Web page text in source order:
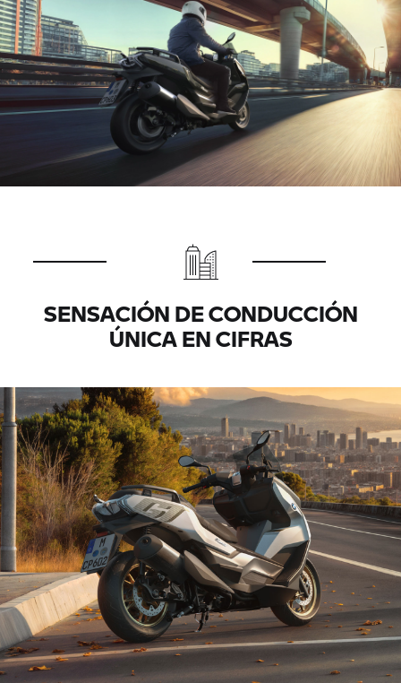
SENSACIÓN DE CONDUCCIÓN
ÚNICA EN CIFRAS